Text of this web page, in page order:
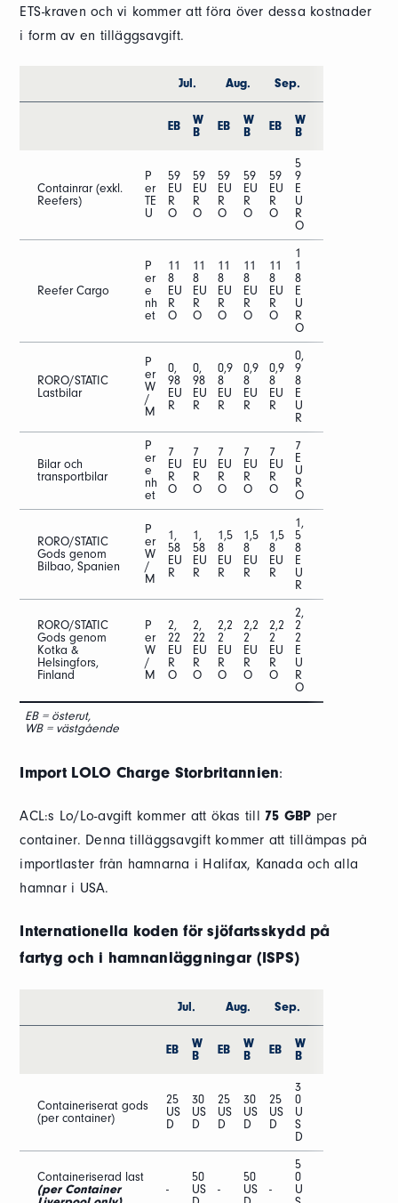
ETS-kraven och vi kommer att föra över dessa kostnader
i form av en tilläggsavgift.
Jul. Aug. Sep.
EB
W
B
EB
W
B
EB
W
B
Containrar (exkl.
Reefers)
P
er
TE
U
59
EU
R
O
59
EU
R
O
59
EU
R
O
59
EU
R
O
59
EU
R
O
5
9
E
U
R
O
Reefer Cargo
P
er
e
nh
et
11
8
EU
R
O
11
8
EU
R
O
11
8
EU
R
O
11
8
EU
R
O
11
8
EU
R
O
1
1
8
E
U
R
O
RORO/STATIC
Lastbilar
P
er
W
/
M
0,
98
EU
R
0,
98
EU
R
0,9
8
EU
R
0,9
8
EU
R
0,9
8
EU
R
0,
9
8
E
U
R
Bilar och
transportbilar
P
er
e
nh
et
7
EU
R
O
7
EU
R
O
7
EU
R
O
7
EU
R
O
7
EU
R
O
7
E
U
R
O
RORO/STATIC
Gods genom
Bilbao, Spanien
P
er
W
/
M
1,
58
EU
R
1,
58
EU
R
1,5
8
EU
R
1,5
8
EU
R
1,5
8
EU
R
1,
5
8
E
U
R
RORO/STATIC
Gods genom
Kotka &
Helsingfors,
Finland
P
er
W
/
M
2,
22
EU
R
O
2,
22
EU
R
O
2,2
2
EU
R
O
2,2
2
EU
R
O
2,2
2
EU
R
O
2,
2
2
E
U
R
O
EB = österut,
WB = västgående
Import LOLO Charge Storbritannien:
ACL:s Lo/Lo-avgift kommer att ökas till 75 GBP per
container. Denna tilläggsavgift kommer att tillämpas på
importlaster från hamnarna i Halifax, Kanada och alla
hamnar i USA.
Internationella koden för sjöfartsskydd på
fartyg och i hamnanläggningar (ISPS)
Jul. Aug. Sep.
EB
W
B
EB
W
B
EB
W
B
Containeriserat gods
(per container)
25
US
D
30
US
D
25
US
D
30
US
D
25
US
D
3
0
U
S
D
Containeriserad last
(per Container
-
50
US
-
50
US
-
5
0
U